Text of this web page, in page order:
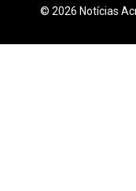
© 2026 Notícias